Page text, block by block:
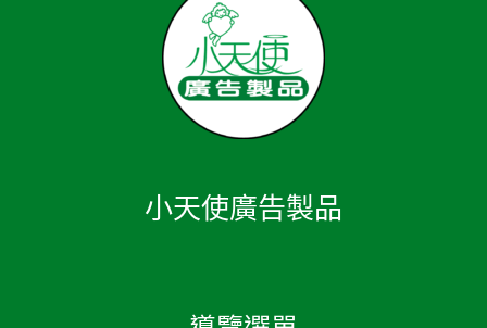
小天使廣告製品